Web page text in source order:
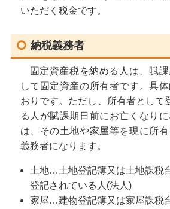
いただく税金です。
納税義務者
固定資産税を納める人は、賦
して固定資産の所有者です。具
おりです。ただし、所有者として
る人が賦課期日前にお亡くなり
は、その土地や家屋等を現に所
義務者になります。
土地…土地登記簿又は土地課税
登記されている人(法人)
家屋…建物登記簿又は家屋課税